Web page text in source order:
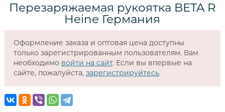
Перезаряжаемая рукоятка BETA R
Heine Германия
Оформление заказа и оптовая цена доступны
только зарегистрированным пользователям. Вам
необходимо войти на сайт. Если вы впервые на
сайте, пожалуйста, зарегистрируйтесь.